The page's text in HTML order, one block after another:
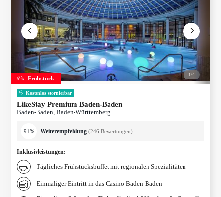
Frühstück
1/4
Kostenlos stornierbar
LikeStay Premium Baden-Baden
Baden-Baden, Baden-Württemberg
91% Weiterempfehlung (246 Bewertungen)
Inklusivleistungen:
Tägliches Frühstücksbuffet mit regionalen Spezialitäten
Einmaliger Eintritt in das Casino Baden-Baden